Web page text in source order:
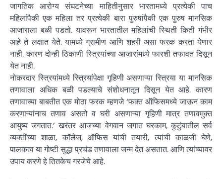
जागतिक आरोग्य संघटनेच्या माहितीनुसार भारतामध्ये प्रत्येकी पाच
महिलांपैकी एक महिला तर प्रत्येकी बारा पुरुषांपैकी एक पुरुष मानसिक
आजाराला बळी पडतो. यावरून भारतातील महिलांची स्थिती किती गंभीर
आहे ते लक्षात येते. यामध्ये ग्रामीण आणि शहरी असा फरक करता येणार
नाही. कारण दोन्ही ठिकाणी स्त्रियांच्या आजारांमध्ये फारशी तफावत दिसून
येत नाही.
नोकरदार स्त्रियांमध्ये स्त्रियांपेक्षा गृहिणी असणाऱ्या स्त्रिया या मानसिक
तणावाला अधिक बळी पडल्याचे संशोधनातून दिसून येत आहे. कारण
तणावाच्या बाबतीत एक मोठा फरक म्हणजे ‘फक्त ऑफिसमध्ये जाऊन काम
करणाऱ्यांनाच तणाव असतो व घरी असणाऱ्या गृहिणी मात्र तणावमुक्त
आयुष्य जगतात.’ खरंतर आजच्या वेगवान जगात घरकाम, कुटुंबातील सर्व
व्यक्तींच्या शाळा, कॉलेज, ऑफिस यांची तयारी, त्यांची काळजी घेणे,
पालकत्व या गोष्टी सुद्धा प्रचंड तणावाला जन्म देत असतात. आणि त्यांच्यावर
उपाय करणे हे तितकेच गरजेचे आहे.